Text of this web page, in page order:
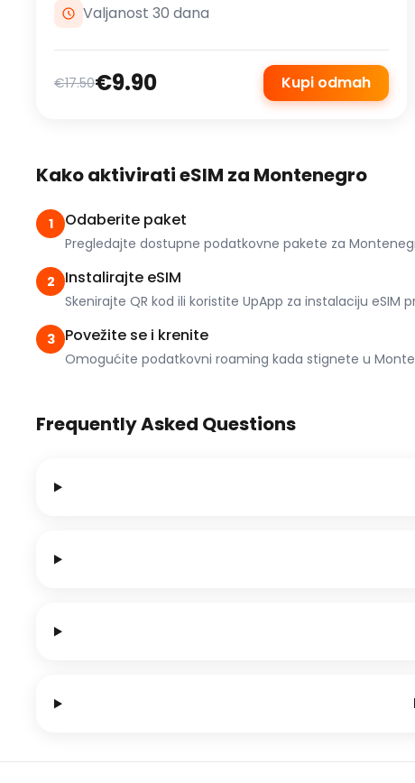
Valjanost 30 dana
€17.50€9.90 Kupi odmah
Kako aktivirati eSIM za Montenegro
1 Odaberite paket
Pregledajte dostupne podatkovne pakete za
2 Instalirajte eSIM
Skenirajte QR kod ili koristite UpApp za instalaciju eSIM
3 Povežite se i krenite
Omogućite podatkovni roaming kada stignete u
Frequently Asked Questions